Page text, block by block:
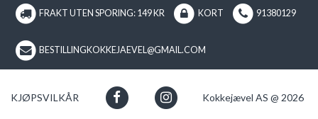
FRAKT UTEN SPORING: 149 KR KORT 91380129
BESTILLINGKOKKEJAEVEL@GMAIL.COM
KJØPSVILKÅR Kokkejævel AS @ 2026